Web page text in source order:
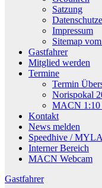
Satzung
Impressum
Sitemap
Gastfahrer
Mitglied werden
Termine
Termin
Norispokal
MACN 1:10
Kontakt
News melden
Speedhive /
Interner Bereich
MACN Webcam
Gastfahrer